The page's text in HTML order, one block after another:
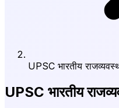
UPSC भारतीय
UPSC भारतीय